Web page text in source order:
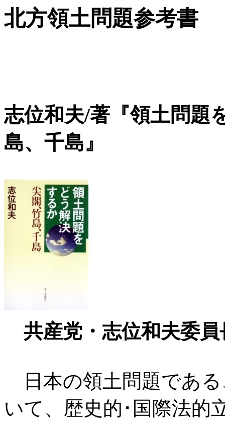
北方領土問題参考書
志位和夫/著『領土問
島、千島』
共産党・志位和夫委
日本の領土問題である
いて、歴史的･国際法的